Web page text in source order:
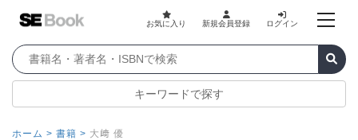
お気に入り 新規会員登録 ログイン
キーワードで探す
ホーム > 書籍 > 大﨑 優